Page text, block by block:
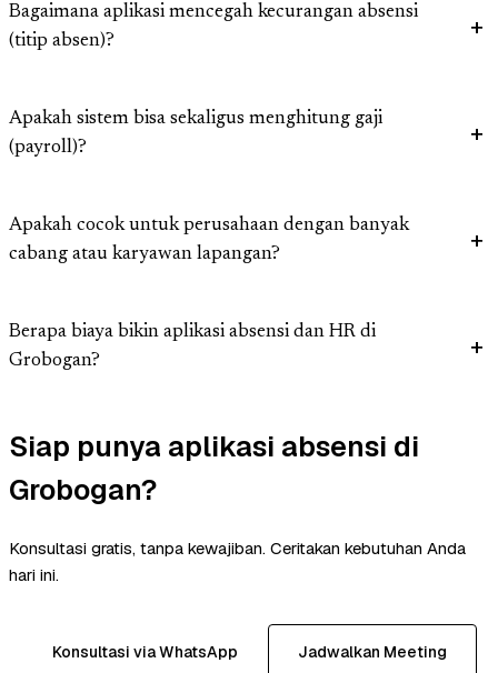
Bagaimana aplikasi mencegah kecurangan absensi
(titip absen)?
Apakah sistem bisa sekaligus menghitung gaji
(payroll)?
Apakah cocok untuk perusahaan dengan banyak
cabang atau karyawan lapangan?
Berapa biaya bikin aplikasi absensi dan HR di
Grobogan?
Siap punya aplikasi absensi di
Grobogan?
Konsultasi gratis, tanpa kewajiban. Ceritakan kebutuhan Anda
hari ini.
Konsultasi via WhatsApp Jadwalkan Meeting